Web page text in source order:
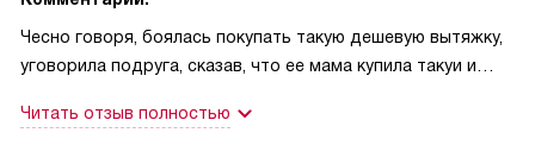
Чесно говоря, боялась покупать такую дешевую вытяжку,
уговорила подруга, сказав, что ее мама купила такуи и
только положительные эмоции. Никаких нареканий на
Читать отзыв полностью